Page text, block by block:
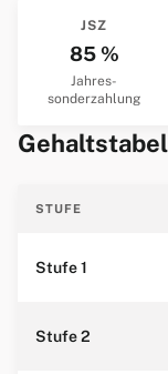
JSZ
85 %
Jahres­
sonderzahlung
STUFE
Stufe 1
Stufe 2